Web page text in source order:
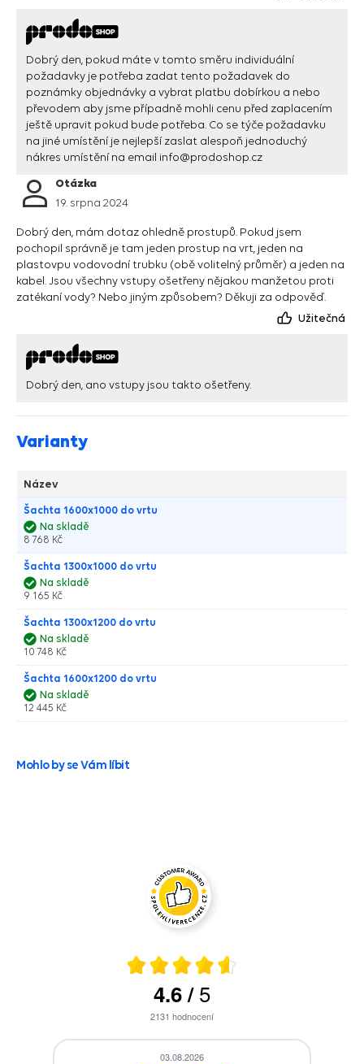
Dobrý den, pokud máte v tomto směru individuální
požadavky je potřeba zadat tento požadavek do
poznámky objednávky a vybrat platbu dobírkou a nebo
převodem aby jsme případně mohli cenu před zaplacením
ještě upravit pokud bude potřeba. Co se týče požadavku
na jiné umístění je nejlepší zaslat alespoň jednoduchý
nákres umístění na email info@prodoshop.cz
Otázka
19. srpna 2024
Dobrý den, mám dotaz ohledně prostupů. Pokud jsem
pochopil správně je tam jeden prostup na vrt, jeden na
plastovpu vodovodní trubku (obě volitelný průměr) a jeden na
kabel. Jsou všechny vstupy ošetřeny nějakou manžetou proti
zatékaní vody? Nebo jiným způsobem? Děkuji za odpověď.
Užitečná
Dobrý den, ano vstupy jsou takto ošetřeny.
Varianty
Název
Šachta 1600x1000 do vrtu
Na skladě
8 768 Kč
Šachta 1300x1000 do vrtu
Na skladě
9 165 Kč
Šachta 1300x1200 do vrtu
Na skladě
10 748 Kč
Šachta 1600x1200 do vrtu
Na skladě
12 445 Kč
Mohlo by se Vám líbit
4.6/5
2131 hodnocení
28.07.2026